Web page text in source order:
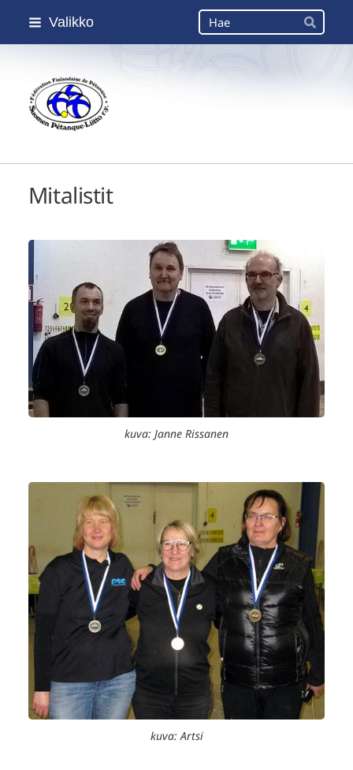
Siirry
Valikko Haku
Hae
Suomen Petanque-Liitto
Mitalistit
kuva: Janne Rissanen
kuva: Artsi